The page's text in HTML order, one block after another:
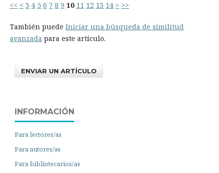
<< < 3 4 5 6 7 8 9 10 11 12 13 14 > >>
También puede Iniciar una búsqueda de similitud
avanzada para este artículo.
ENVIAR UN ARTÍCULO
INFORMACIÓN
Para lectores/as
Para autores/as
Para bibliotecarios/as